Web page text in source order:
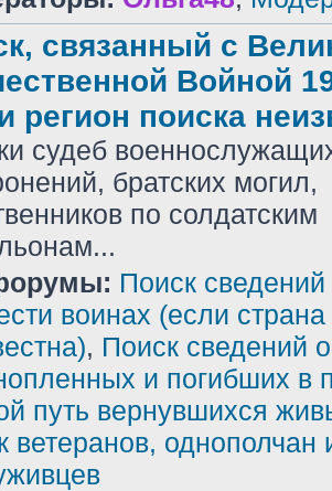
связанный с
Войной
регион поиска
судеб
братских могил,
по солдатским
Поиск
воинах (если
, Поиск сведений о
и погибших в
путь вернувшихся
ветеранов, однополчан